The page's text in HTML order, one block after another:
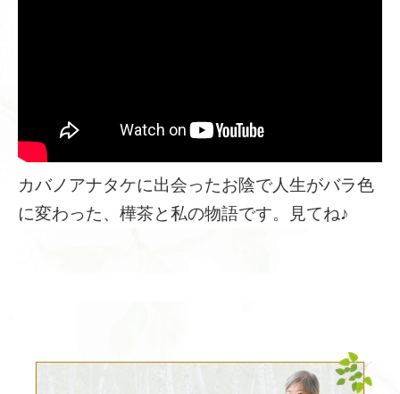
カバノアナタケに出会ったお陰で人生がバラ色
に変わった、樺茶と私の物語です。見てね♪